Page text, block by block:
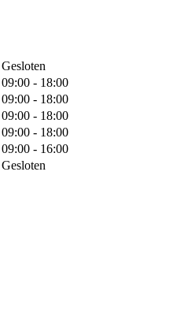
Gesloten
09:00 - 18:00
09:00 - 18:00
09:00 - 18:00
09:00 - 18:00
09:00 - 16:00
Gesloten